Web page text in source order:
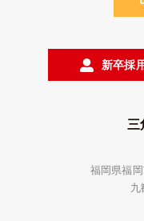
新卒採
三
福岡県福
九